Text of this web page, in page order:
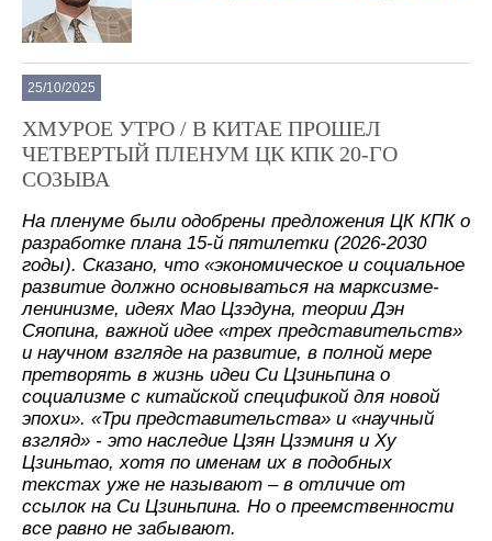
25/10/2025
ХМУРОЕ УТРО / В КИТАЕ ПРОШЕЛ
ЧЕТВЕРТЫЙ ПЛЕНУМ ЦК КПК 20-ГО
СОЗЫВА
На пленуме были одобрены предложения ЦК КПК о
разработке плана 15-й пятилетки (2026-2030
годы). Сказано, что «экономическое и социальное
развитие должно основываться на марксизме-
ленинизме, идеях Мао Цзэдуна, теории Дэн
Сяопина, важной идее «трех представительств»
и научном взгляде на развитие, в полной мере
претворять в жизнь идеи Си Цзиньпина о
социализме с китайской спецификой для новой
эпохи». «Три представительства» и «научный
взгляд» - это наследие Цзян Цзэминя и Ху
Цзиньтао, хотя по именам их в подобных
текстах уже не называют – в отличие от
ссылок на Си Цзиньпина. Но о преемственности
все равно не забывают.